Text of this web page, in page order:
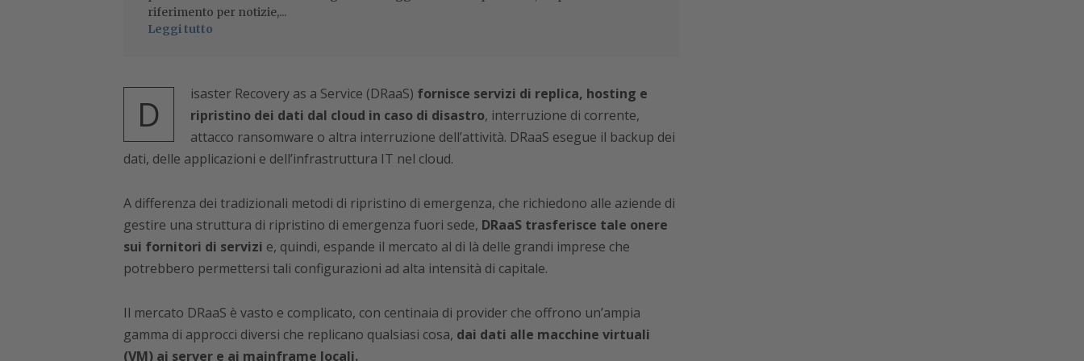
riferimento per notizie,...
Leggi tutto
D isaster Recovery as a Service (DRaaS) fornisce servizi di replica, hosting e
ripristino dei dati dal cloud in caso di disastro, interruzione di corrente,
attacco ransomware o altra interruzione dell’attività. DRaaS esegue il backup dei
dati, delle applicazioni e dell’infrastruttura IT nel cloud.
A differenza dei tradizionali metodi di ripristino di emergenza, che richiedono alle aziende di
gestire una struttura di ripristino di emergenza fuori sede, DRaaS trasferisce tale onere
sui fornitori di servizi e, quindi, espande il mercato al di là delle grandi imprese che
potrebbero permettersi tali configurazioni ad alta intensità di capitale.
Il mercato DRaaS è vasto e complicato, con centinaia di provider che offrono un’ampia
gamma di approcci diversi che replicano qualsiasi cosa, dai dati alle macchine virtuali
(VM) ai server e ai mainframe locali.